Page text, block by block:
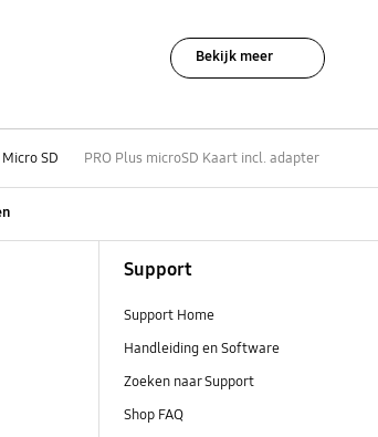
Bekijk meer
Micro SD PRO Plus microSD Kaart incl. adapter
Support
Support Home
Handleiding en Software
Zoeken naar Support
Shop FAQ